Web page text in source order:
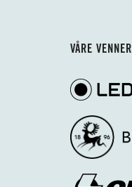
VÅRE VENNER